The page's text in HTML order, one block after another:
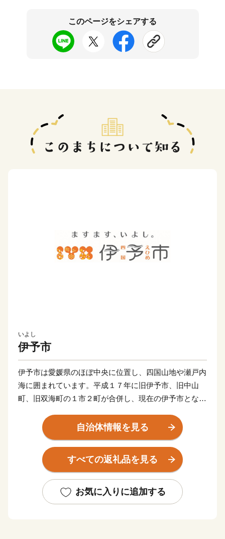
このページをシェアする
いよし
伊予市
伊予市は愛媛県のほぼ中央に位置し、四国山地や瀬戸内
海に囲まれています。平成１７年に旧伊予市、旧中山
町、旧双海町の１市２町が合併し、現在の伊予市となり
車で２５分ほど。アクセスも良く住みやすいまちです。
伊予市の中心地郡中（ぐんちゅう）は商人の町として栄
え、大手の鰹節企業の工場や、小さな乾物商店までそろ
さい）まつりでは県下でも有数の規模の花火大会が行わ
れ、多くの人でにぎわいます。郡中から少し離れた山沿
自治体情報を見る
すべての返礼品を見る
お気に入りに追加する